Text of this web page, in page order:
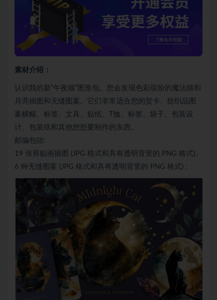
素材介绍：
认识我的新“午夜猫”图形包。您会发现色彩缤纷的魔法猫和
月亮插图和无缝图案。它们非常适合您的贺卡、纺织品图
案横幅、标签、文具、贴纸、T恤、标签、袋子、包装设
计、包装纸和其他您想要制作的东西。
邮编包括:
19 张剪贴画插图 (JPG 格式和具有透明背景的 PNG 格式)。
6 种无缝图案 (JPG 格式和具有透明背景的 PNG 格式) :